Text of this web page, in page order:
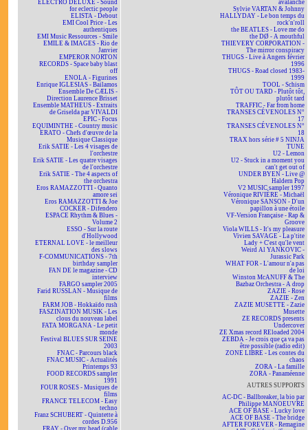
ELECTRO DELUXE - Sound
for eclectic people
ELISTA - Debout
EMI Cool Price - Les
authentiques
EMI Music Ressources - Smile
EMILE & IMAGES - Rio de
Janvier
EMPEROR NORTON
RECORDS - Space baby blast
off
ENOLA - Figurines
Enrique IGLESIAS - Bailamos
Ensemble De CÆLIS -
Direction Laurence Brisset
Ensemble MATHEUS - Extraits
de Griselda par VIVALDI
EPIC - Focus
EQUIMINTHE - Country music
ERATO - Chefs d'œuvre de la
Musique Classique
Erik SATIE - Les 4 visages de
l'orchestre
Erik SATIE - Les quatre visages
de l'orchestre
Erik SATIE - The 4 aspects of
the orchestra
Eros RAMAZZOTTI - Quanto
amore sei
Eros RAMAZZOTTI & Joe
COCKER - Difendero
ESPACE Rhythm & Blues -
Volume 2
ESSO - Sur la route
d'Hollywood
ETERNAL LOVE - le meilleur
des slows
F-COMMUNICATIONS - 7th
birthday sampler
FAN DE le magazine - CD
interview
FARGO sampler 2005
Farid RUSSLAN - Musique de
films
FARM JOB - Hokkaïdo rush
FASZINATION MUSIK - Les
clous du nouveau label
FATA MORGANA - Le petit
monde
Festival BLUES SUR SEINE
2003
FNAC - Parcours black
FNAC MUSIC - Actualités
Printemps 93
FOOD RECORDS sampler
1991
FOUR ROSES - Musiques de
films
FRANCE TELECOM - Easy
techno
Franz SCHUBERT - Quintette à
cordes D.956
FRAY - Over my head (cable
avalanche
Sylvie VARTAN & Johnny
HALLYDAY - Le bon temps du
rock'n'roll
the BEATLES - Love me do
the DØ - A mouthful
THIEVERY CORPORATION -
The mirror conspiracy
THUGS - Live à Angers février
1996
THUGS - Road closed 1983-
1999
TOOL - Schism
TÔT OU TARD - Plutôt tôt,
plutôt tard
TRAFFIC - Far from home
TRANSES CÉVENOLES N°
17
TRANSES CÉVENOLES N°
18
TRAX hors série # 5 NINJA
TUNE
U2 - Lemon
U2 - Stuck in a moment you
can't get out of
UNDER BYEN - Live @
Haldern Pop
V2 MUSIC sampler 1997
Véronique RIVIÈRE - Michaël
Véronique SANSON - D'un
papillon à une étoile
VF-Version Française - Rap &
Groove
Viola WILLS - It's my pleasure
Vivien SAVAGE - La p'tite
Lady + C'est qu'le vent
Weird Al YANKOVIC -
Jurassic Park
WHAT FOR - L'amour n'a pas
de loi
Winston McANUFF & The
Bazbaz Orchestra - A drop
ZAZIE - Rose
ZAZIE - Zen
ZAZIE MUSETTE - Zazie
Musette
ZE RECORDS presents
Undercover
ZE Xmas record REloaded 2004
ZEBDA - Je crois que ça va pas
être possible (radio edit)
ZONE LIBRE - Les contes du
chaos
ZORA - La famille
ZORA - Panaméenne
AUTRES SUPPORTS
AC-DC - Ballbreaker, la bio par
Philippe MANOEUVRE
ACE OF BASE - Lucky love
ACE OF BASE - The bridge
AFTER FOREVER - Remagine